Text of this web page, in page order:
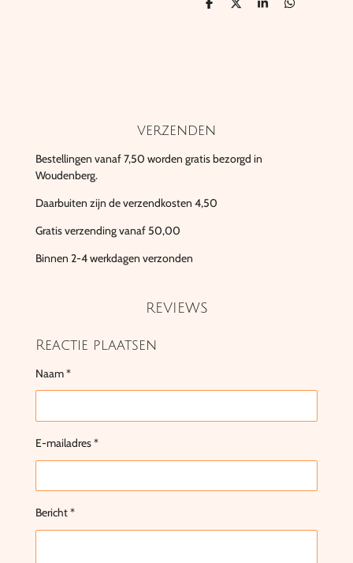
D
D
S
D
verzenden
Bestellingen vanaf 7,50 worden gratis bezorgd in
Woudenberg.
Daarbuiten zijn de verzendkosten 4,50
Gratis verzending vanaf 50,00
Binnen 2-4 werkdagen verzonden
REVIEWS
Reactie plaatsen
Naam *
E-mailadres *
Bericht *